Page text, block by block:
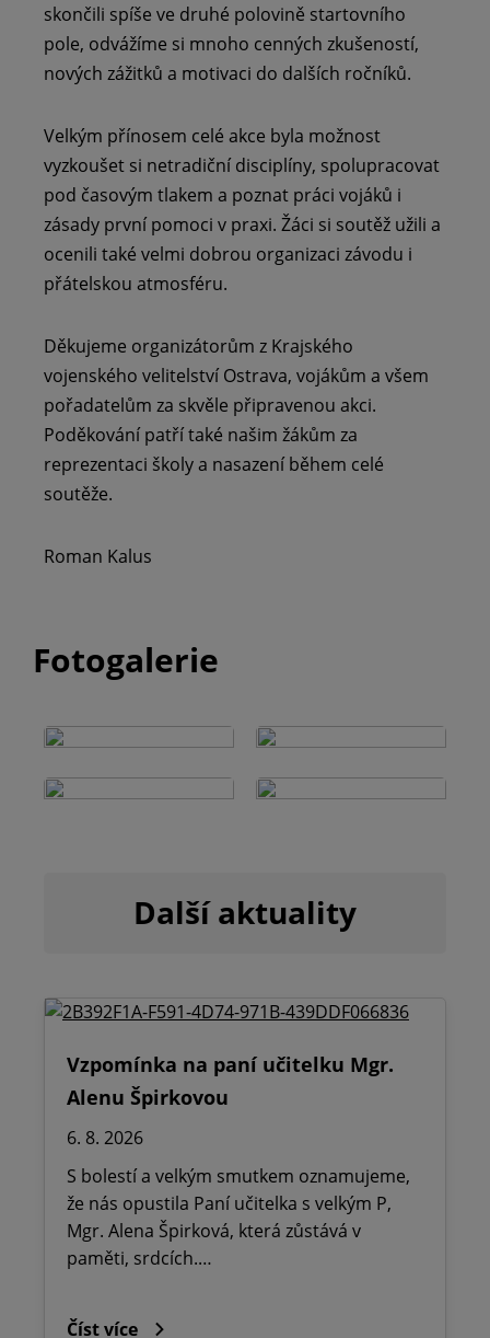
skončili spíše ve druhé polovině startovního
pole, odvážíme si mnoho cenných zkušeností,
nových zážitků a motivaci do dalších ročníků.
Velkým přínosem celé akce byla možnost
vyzkoušet si netradiční disciplíny, spolupracovat
pod časovým tlakem a poznat práci vojáků i
zásady první pomoci v praxi. Žáci si soutěž užili a
ocenili také velmi dobrou organizaci závodu i
přátelskou atmosféru.
Děkujeme organizátorům z Krajského
vojenského velitelství Ostrava, vojákům a všem
pořadatelům za skvěle připravenou akci.
Poděkování patří také našim žákům za
reprezentaci školy a nasazení během celé
soutěže.
Roman Kalus
Fotogalerie
Další aktuality
Vzpomínka na paní učitelku Mgr.
Alenu Špirkovou
6. 8. 2026
S bolestí a velkým smutkem oznamujeme,
že nás opustila Paní učitelka s velkým P,
Mgr. Alena Špirková, která zůstává v
paměti, srdcích.…
Číst více